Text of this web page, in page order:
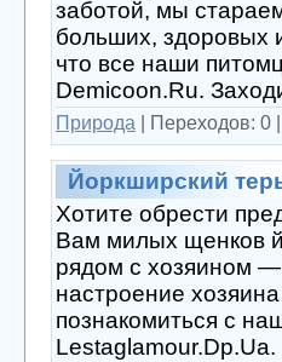
заботой, мы
больших, здоровых
что все наши
Demicoon.Ru.
Природа Переходов: 0
Йоркширский
Хотите обрести
Вам милых щенков
рядом с хозяином —
настроение
познакомиться с